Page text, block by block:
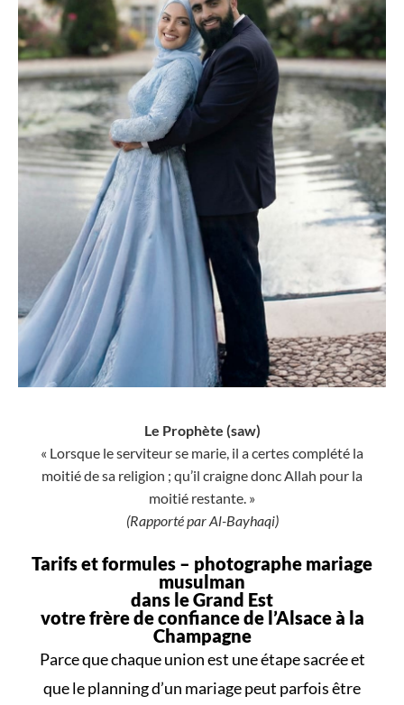
Le Prophète (saw)
« Lorsque le serviteur se marie, il a certes complété la
moitié de sa religion ; qu’il craigne donc Allah pour la
moitié restante. »
(Rapporté par Al-Bayhaqi)
Tarifs et formules – photographe mariage
musulman
dans le Grand Est
votre frère de confiance de l’Alsace à la
Champagne
Parce quechaque unionest uneétape sacréeet
que leplanning d’un mariagepeut parfois être